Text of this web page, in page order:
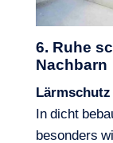
6. Ruhe
Nachbarn
In dicht
besonders